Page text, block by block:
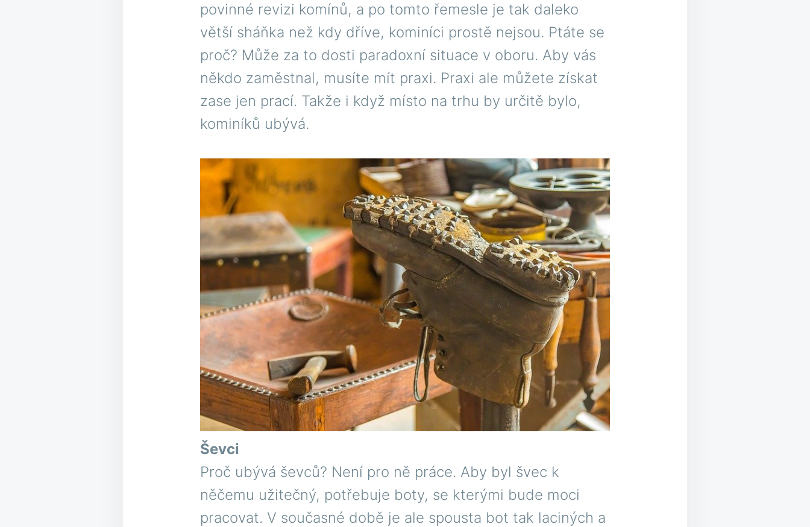
povinné revizi komínů, a po tomto řemesle je tak daleko
větší sháňka než kdy dříve, kominíci prostě nejsou. Ptáte se
proč? Může za to dosti paradoxní situace v oboru. Aby vás
někdo zaměstnal, musíte mít praxi. Praxi ale můžete získat
zase jen prací. Takže i když místo na trhu by určitě bylo,
kominíků ubývá.
Ševci
Proč ubývá ševců? Není pro ně práce. Aby byl švec k
něčemu užitečný, potřebuje boty, se kterými bude moci
pracovat. V současné době je ale spousta bot tak laciných a